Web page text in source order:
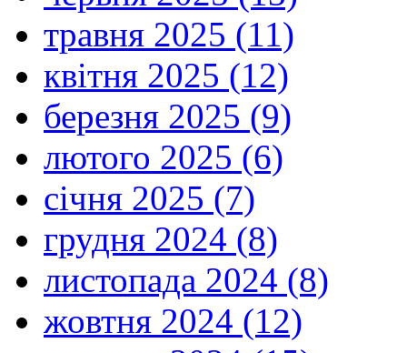
травня 2025 (11)
квітня 2025 (12)
березня 2025 (9)
лютого 2025 (6)
січня 2025 (7)
грудня 2024 (8)
листопада 2024 (8)
жовтня 2024 (12)